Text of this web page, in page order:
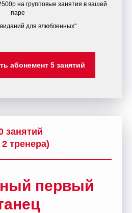
на групповые занятия в вашей
паре
для влюбленных"
абонемент 5 занятий
занятий
2 тренера)
первый